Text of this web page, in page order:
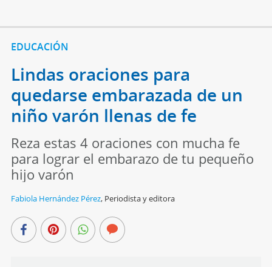
EDUCACIÓN
Lindas oraciones para
quedarse embarazada de un
niño varón llenas de fe
Reza estas 4 oraciones con mucha fe
para lograr el embarazo de tu pequeño
hijo varón
Fabiola Hernández Pérez, Periodista y editora